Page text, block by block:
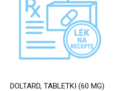
DOLTARD, TABLETKI (60 MG)